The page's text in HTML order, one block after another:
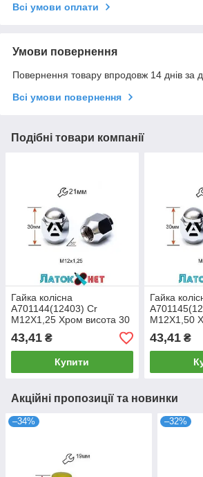
Всі умови оплати
Умови повернення
Повернення товару впродовж 14 днів за
Всі умови повернення
Подібні товари компанії
Гайка колісна
A701144(12403) Cr
M12X1,25 Хром висота 30
мм Конус закритий ключ
21 мм
43,41 ₴
Купити
Гайка
M12X1,50
мм Конус
21 мм
43,41₴
Акційні пропозиції та новинки
–34% –32%